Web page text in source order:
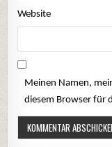
Website
Meinen Namen,
diesem Browser für